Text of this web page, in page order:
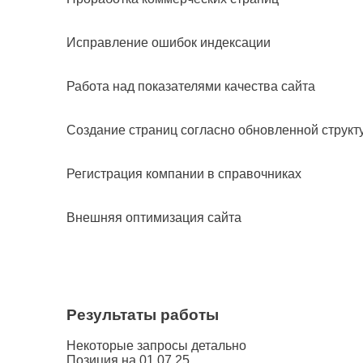
Исправление ошибок индексации
Работа над показателями качества сайта
Создание страниц согласно обновленной
Регистрация компании в справочниках
Внешняя оптимизация сайта
Результаты работы
Некоторые запросы детально